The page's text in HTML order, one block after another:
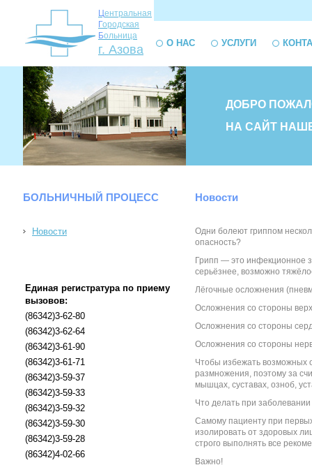
Центральная
Городская
Больница
г. Азова О НАС УСЛУГИ
ДОБРО
НА САЙТ
БОЛЬНИЧНЫЙ ПРОЦЕСС
Новости
Единая регистратура по приему
вызовов:
(86342)3-62-80
(86342)3-62-64
(86342)3-61-90
(86342)3-61-71
(86342)3-59-37
(86342)3-59-33
(86342)3-59-32
(86342)3-59-30
(86342)3-59-28
(86342)4-02-66
Новости
Одни болеют гриппом
опасность?
Грипп — это инфекционное
серьёзнее, возможно
Лёгочные осложнения
Осложнения со стороны
Осложнения со стороны
Осложнения со стороны
Чтобы избежать возможных
размножения, поэтому за
мышцах, суставах, озноб,
Что делать при
Самому пациенту при
изолировать от здоровых
строго выполнять все
Важно!